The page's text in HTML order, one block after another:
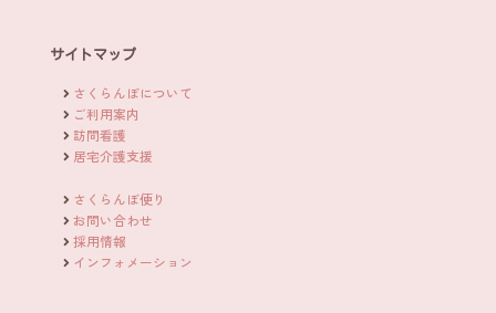
サイトマップ
さくらんぼについて
ご利用案内
訪問看護
居宅介護支援
さくらんぼ便り
お問い合わせ
採用情報
インフォメーション